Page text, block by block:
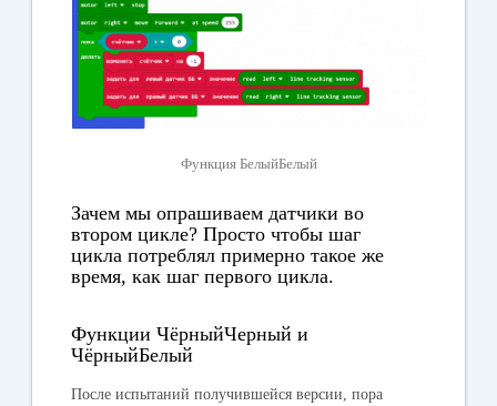
​​​​​​Функция БелыйБелый
Зачем мы опрашиваем датчики во
втором цикле? Просто чтобы шаг
цикла потреблял примерно такое же
время, как шаг первого цикла.
Функции ЧёрныйЧерный и
ЧёрныйБелый
После испытаний получившейся версии, пора